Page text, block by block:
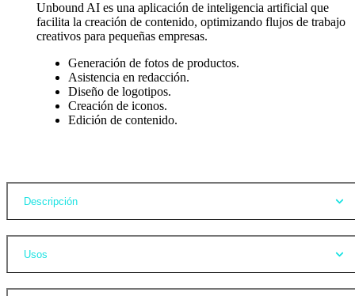
Unbound AI es una aplicación de inteligencia artificial que
facilita la creación de contenido, optimizando flujos de trabajo
creativos para pequeñas empresas.
Generación de fotos de productos.
Asistencia en redacción.
Diseño de logotipos.
Creación de iconos.
Edición de contenido.
Descripción
Usos